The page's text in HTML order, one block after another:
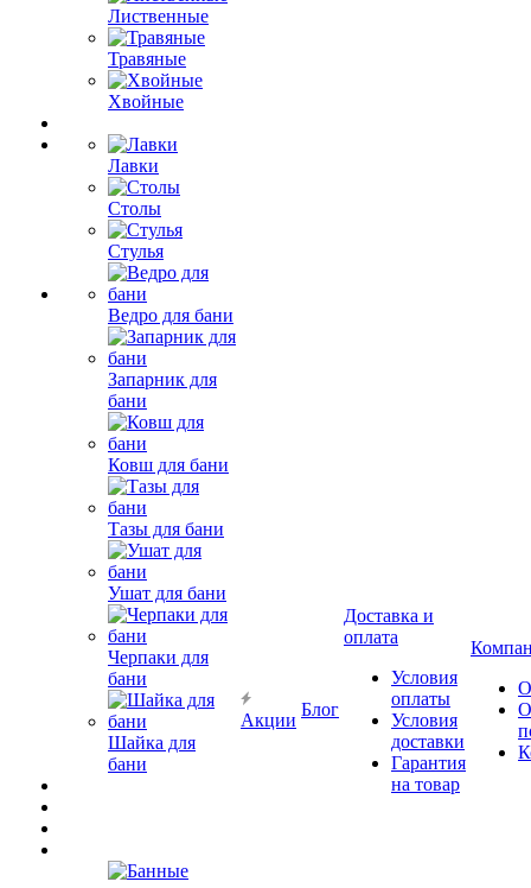
Лиственные
Травяные
Хвойные
Лавки
Столы
Стулья
Ведро для бани
Запарник для
бани
Ковш для бани
Тазы для бани
Ушат для бани
Черпаки для
бани
Шайка для
бани
Акции
Блог
Доставка и
оплата
Условия
оплаты
Условия
доставки
Гарантия
на товар